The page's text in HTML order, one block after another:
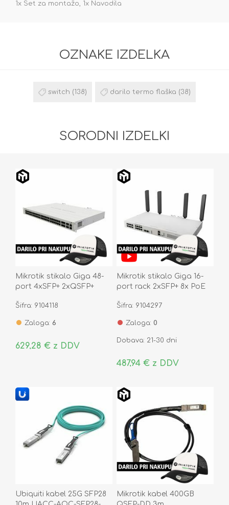
1x Set za montažo, 1x Navodila
OZNAKE IZDELKA
switch (138) darilo termo flaška (38)
SORODNI IZDELKI
Mikrotik stikalo Giga 48-
port 4xSFP+ 2xQSFP+
Šifra: 9104118
Zaloga: 6
629,28 € z DDV
Mikrotik stikalo Giga 16-
port rack 2xSFP+ 8x PoE
2S+5axQ2
Šifra: 9104297
Zaloga: 0
Dobava: 21-30 dni
487,94 € z DDV
Ubiquiti kabel 25G SFP28
Mikrotik kabel 400GB